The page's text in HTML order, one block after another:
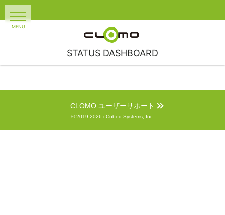
STATUS DASHBOARD
CLOMO ユーザーサポート
© 2019-2026 i Cubed Systems, Inc.